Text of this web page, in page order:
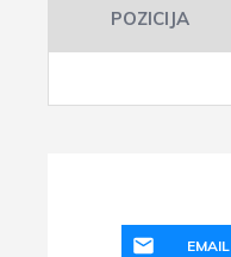
POZICIJA
EMAIL